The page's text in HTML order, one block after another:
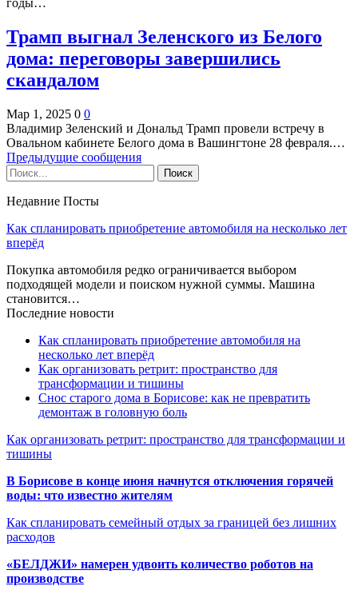
годы…
Трамп выгнал Зеленского из Белого
дома: переговоры завершились
скандалом
Мар 1, 2025 0 0
Владимир Зеленский и Дональд Трамп провели встречу в
Овальном кабинете Белого дома в Вашингтоне 28 февраля.…
Предыдущие сообщения
Недавние Посты
Как спланировать приобретение автомобиля на несколько лет
вперёд
Покупка автомобиля редко ограничивается выбором
подходящей модели и поиском нужной суммы. Машина
становится…
Последние новости
Как спланировать приобретение автомобиля на
несколько лет вперёд
Как организовать ретрит: пространство для
трансформации и тишины
Снос старого дома в Борисове: как не превратить
демонтаж в головную боль
Как организовать ретрит: пространство для трансформации и
тишины
В Борисове в конце июня начнутся отключения горячей
воды: что известно жителям
Как спланировать семейный отдых за границей без лишних
расходов
«БЕЛДЖИ» намерен удвоить количество роботов на
производстве